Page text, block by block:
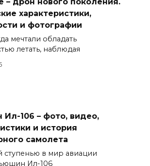
характеристики,
и фотографии
мечтали обладать
летать, наблюдая
106 – фото, видео,
и история
самолета
ступенью в мир авиации
Ил-106